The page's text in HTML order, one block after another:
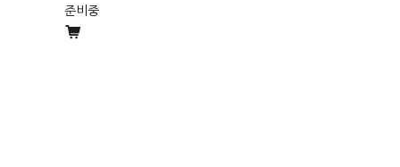
준비중